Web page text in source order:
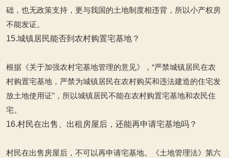
础，也无政策支持，更与我国的土地制度相违背，所以小产权房
不能发证。
15.城镇居民能否到农村购置宅基地？
根据《关于加强农村宅基地管理的意见》，“严禁城镇居民在农
村购置宅基地，严禁为城镇居民在农村购买和违法建造的住宅发
放土地使用证”，所以城镇居民不能在农村购置宅基地和农民住
宅。
16.村民在出售、出租房屋后，还能再申请宅基地吗？
村民在出售房屋后，不可以再申请宅基地。《土地管理法》第六